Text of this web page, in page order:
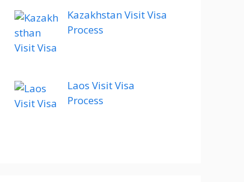
Kazakhstan Visit Visa
Process
Laos Visit Visa
Process